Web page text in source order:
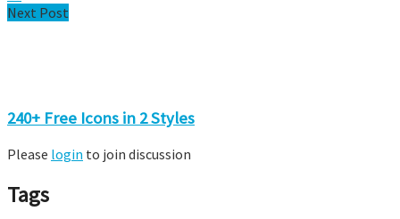
Next Post
240+ Free Icons in 2 Styles
Please login to join discussion
Tags